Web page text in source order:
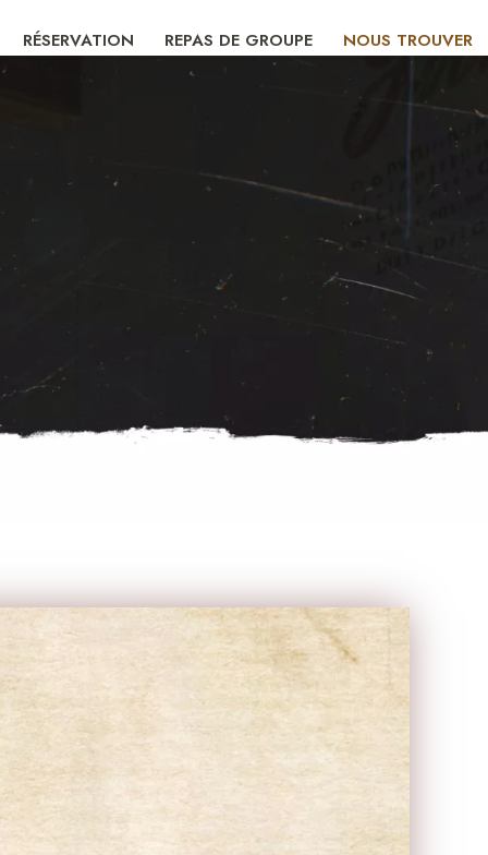
RÉSERVATION REPAS DE GROUPE NOUS TROUVER